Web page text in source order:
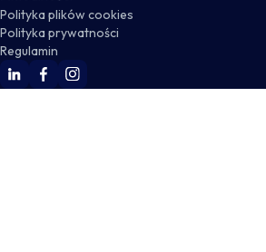
Polityka plików cookies
Polityka prywatności
Regulamin
WSKZ Linkedin
WSKZ Facebook
WSKZ Instagram